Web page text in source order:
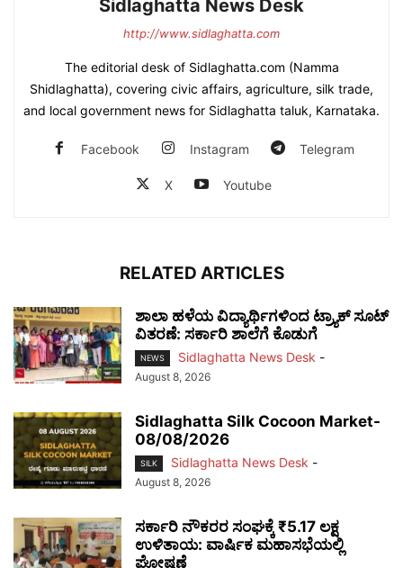
Sidlaghatta News Desk
http://www.sidlaghatta.com
The editorial desk of Sidlaghatta.com (Namma
Shidlaghatta), covering civic affairs, agriculture, silk trade,
and local government news for Sidlaghatta taluk, Karnataka.
Facebook Instagram Telegram
X Youtube
RELATED ARTICLES
ಶಾಲಾ ಹಳೆಯ ವಿದ್ಯಾರ್ಥಿಗಳಿಂದ ಟ್ರ್ಯಾಕ್‌ ಸೂಟ್
ವಿತರಣೆ: ಸರ್ಕಾರಿ ಶಾಲೆಗೆ ಕೊಡುಗೆ
NEWS Sidlaghatta News Desk -
August 8, 2026
Sidlaghatta Silk Cocoon Market-
08/08/2026
SILK Sidlaghatta News Desk -
August 8, 2026
ಸರ್ಕಾರಿ ನೌಕರರ ಸಂಘಕ್ಕೆ ₹5.17 ಲಕ್ಷ
ಉಳಿತಾಯ: ವಾರ್ಷಿಕ ಮಹಾಸಭೆಯಲ್ಲಿ
ಘೋಷಣೆ